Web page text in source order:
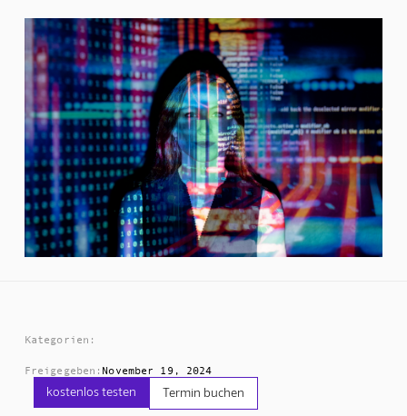
Kategorien:
Freigegeben: November 19, 2024
kostenlos testen Termin buchen